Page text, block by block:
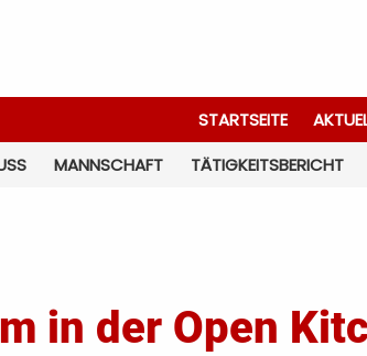
STARTSEITE
MANNSCHAFT TÄTIGKEITSBERICHT
in der Open